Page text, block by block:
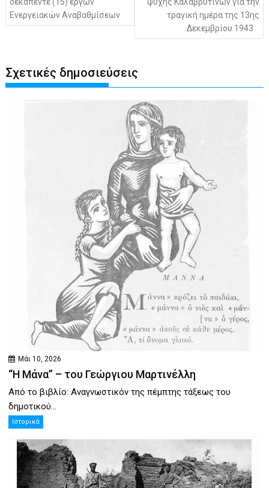
Ενεργειακών Αναβαθμίσεων
τραγική ημέρα της 13ης
Δεκεμβρίου 1943
Σχετικές δημοσιεύσεις
Μάι 10, 2026
“Η Μάνα” – του Γεώργιου Μαρτινέλλη
Από το βιβλίο: Αναγνωστικόν της πέμπτης τάξεως του
δημοτικού...
Ιστορικά